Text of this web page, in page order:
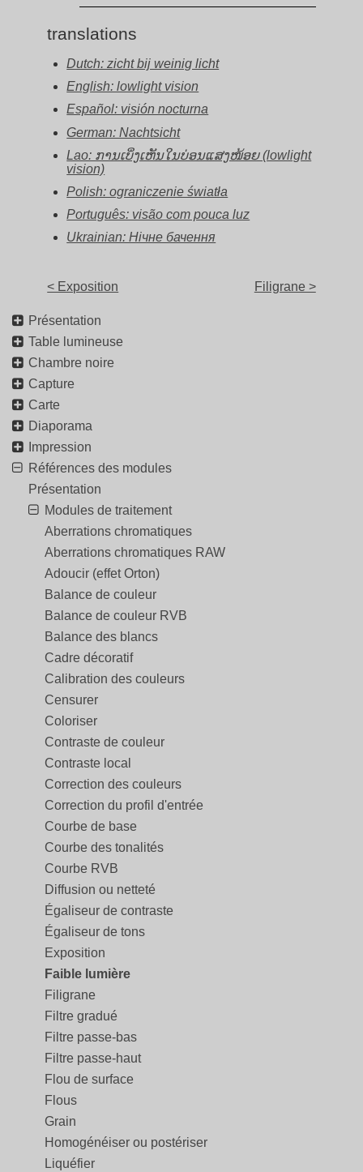
translations
Dutch: zicht bij weinig licht
English: lowlight vision
Español: visión nocturna
German: Nachtsicht
Lao: ການເບິ່ງເຫັນໃນບ່ອນແສງໜ້ອຍ (lowlight
vision)
Polish: ograniczenie światła
Português: visão com pouca luz
Ukrainian: Нічне бачення
< Exposition Filigrane >
Présentation
Table lumineuse
Chambre noire
Capture
Carte
Diaporama
Impression
Références des modules
Présentation
Modules de traitement
Aberrations chromatiques
Aberrations chromatiques RAW
Adoucir (effet Orton)
Balance de couleur
Balance de couleur RVB
Balance des blancs
Cadre décoratif
Calibration des couleurs
Censurer
Coloriser
Contraste de couleur
Contraste local
Correction des couleurs
Correction du profil d'entrée
Courbe de base
Courbe des tonalités
Courbe RVB
Diffusion ou netteté
Égaliseur de contraste
Égaliseur de tons
Exposition
Faible lumière
Filigrane
Filtre gradué
Filtre passe-bas
Filtre passe-haut
Flou de surface
Flous
Grain
Homogénéiser ou postériser
Liquéfier